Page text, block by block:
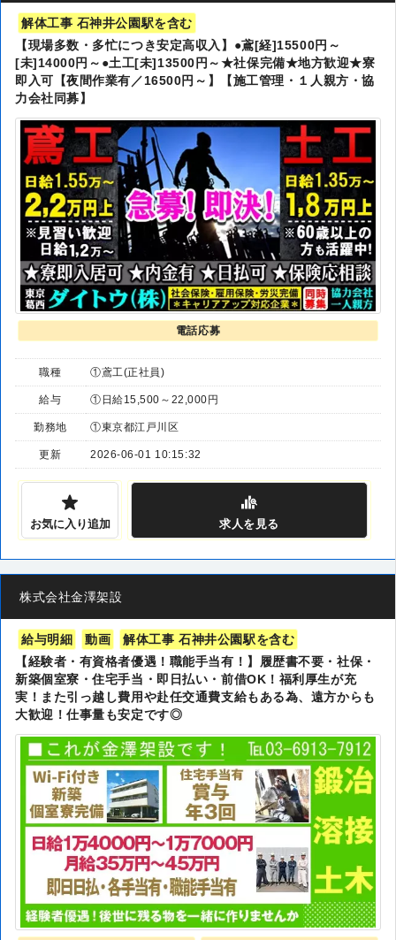
解体工事 石神井公園駅を含む
【現場多数・多忙につき安定高収入】●鳶[経]15500円～
[未]14000円～●土工[未]13500円～★社保完備★地方歓迎★寮
即入可【夜間作業有／16500円～】【施工管理・１人親方・協
力会社同募】
電話応募
職種 ①鳶工(正社員)
給与 ①日給15,500～22,000円
勤務地 ①東京都江戸川区
更新 2026-06-01 10:15:32
お気に入り追加 求人 を見る
株式会社金澤架設
給与明細 動画
解体工事 石神井公園駅を含む
【経験者・有資格者優遇！職能手当有！】履歴書不要・社保・
新築個室寮・住宅手当・即日払い・前借OK！福利厚生が充
実！また引っ越し費用や赴任交通費支給もある為、遠方からも
大歓迎！仕事量も安定です◎